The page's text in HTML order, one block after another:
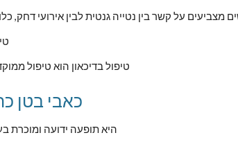
מצביעים על קשר בין נטייה גנטית לבין אירועי דחק,
טיפול בדיכאון הוא טיפול
היא תופעה ידועה ומוכרת